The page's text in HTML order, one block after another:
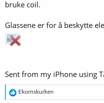
bruke coil.
Glassene er for å beskytte
Sent from my iPhone using
R
e
Ekornskurken